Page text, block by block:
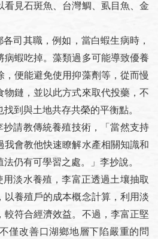
看見石斑魚、台灣鯛、虱目魚、金
司其職，例如，當白蝦生病時，
病蝦吃掉。藻類過多可能導致優養
，便能避免使用抑藻劑等，從而慢
物鏈，並以此方式來取代投藥，不
到與土地共存共榮的平衡點。
請教傳統養殖技術，「當然支持
我會教他快速瞭解水產相關知識和
仍有可學習之處。」李抄說。
淡水養殖，李富正透過土壤抽取
以養殖戶的成本概念計算，利用淡
較符合經濟效益。不過，李富正堅
僅改善口湖鄉地層下陷嚴重的問